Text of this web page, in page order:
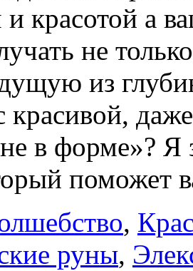
и красотой а
не
из
красивой,
в форме»?
поможет
,
руны,